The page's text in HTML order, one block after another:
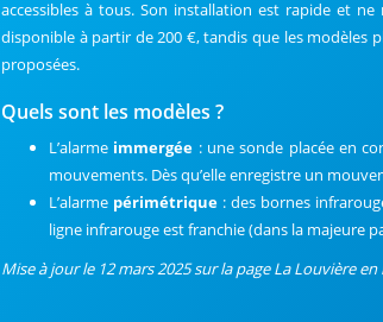
accessibles à tous. Son installation est rapide et
disponible à partir de 200 €, tandis que les
proposées.
Quels sont les modèles ?
L’alarme immergée : une sonde placée en
mouvements. Dès qu’elle enregistre un
L’alarme périmétrique : des bornes
ligne infrarouge est franchie (dans la majeure
Mise à jour le 12 mars 2025 sur la page La Louvière